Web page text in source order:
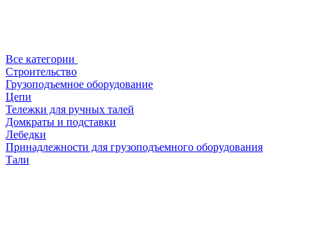
Все категории
Строительство
Грузоподъемное оборудование
Цепи
Тележки для ручных талей
Домкраты и подставки
Лебедки
Принадлежности для грузоподъемного оборудования
Тали